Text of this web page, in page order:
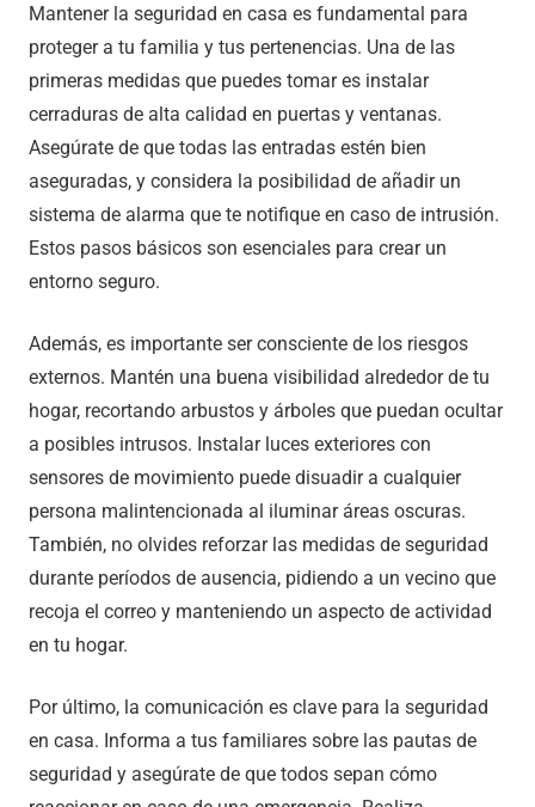
Mantener la seguridad en casa es fundamental para
proteger a tu familia y tus pertenencias. Una de las
primeras medidas que puedes tomar es instalar
cerraduras de alta calidad en puertas y ventanas.
Asegúrate de que todas las entradas estén bien
aseguradas, y considera la posibilidad de añadir un
sistema de alarma que te notifique en caso de intrusión.
Estos pasos básicos son esenciales para crear un
entorno seguro.
Además, es importante ser consciente de los riesgos
externos. Mantén una buena visibilidad alrededor de tu
hogar, recortando arbustos y árboles que puedan ocultar
a posibles intrusos. Instalar luces exteriores con
sensores de movimiento puede disuadir a cualquier
persona malintencionada al iluminar áreas oscuras.
También, no olvides reforzar las medidas de seguridad
durante períodos de ausencia, pidiendo a un vecino que
recoja el correo y manteniendo un aspecto de actividad
en tu hogar.
Por último, la comunicación es clave para la seguridad
en casa. Informa a tus familiares sobre las pautas de
seguridad y asegúrate de que todos sepan cómo